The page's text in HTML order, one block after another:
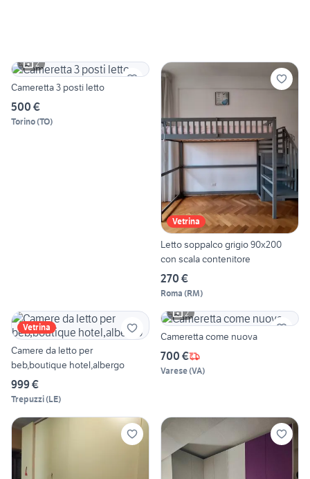
2
Cameretta 3 posti letto
500 €
Torino(TO)
Vetrina
Letto soppalco grigio 90x200
con scala contenitore
270 €
Roma (RM)
Vetrina
Camere da letto per
beb,boutique hotel,albergo
999 €
Trepuzzi(LE)
2
Cameretta come nuova
700 €
Varese(VA)